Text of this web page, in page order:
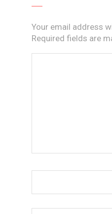
Your email address
Required fields are